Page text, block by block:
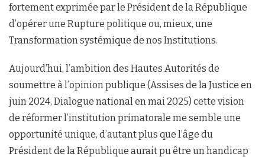
fortement exprimée par le Président de la République
d’opérer une Rupture politique ou, mieux, une
Transformation systémique de nos Institutions.
Aujourd’hui, l’ambition des Hautes Autorités de
soumettre à l’opinion publique (Assises de la Justice en
juin 2024, Dialogue national en mai 2025) cette vision
de réformer l’institution primatorale me semble une
opportunité unique, d’autant plus que l’âge du
Président de la République aurait pu être un handicap